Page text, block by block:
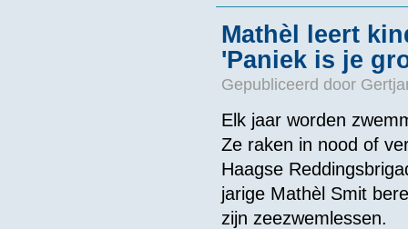
Mathèl leert
'Paniek is je
Gepubliceerd door
Elk jaar worden
Ze raken in nood of
Haagse
jarige Mathèl Smit
zijn zeezwemlessen.